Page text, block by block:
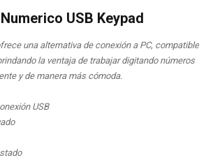
USB Keypad
una alternativa de conexión a PC, compatible
la ventaja de trabajar digitando números
y de manera más cómoda.
USB